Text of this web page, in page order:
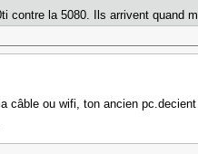
contre la 5080. Ils arrivent
câble ou wifi, ton ancien